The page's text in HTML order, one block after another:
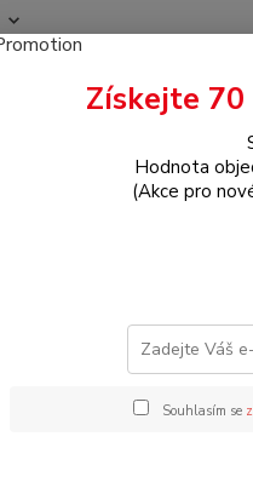
Získejte
Hodnota
(Akce pro
Souhlasím se